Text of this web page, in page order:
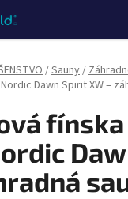
/Sauny/
Dawn Spirit XW –
fínska